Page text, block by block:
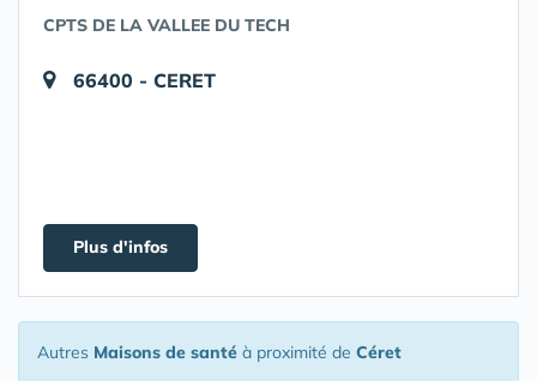
CPTS DE LA VALLEE DU TECH
66400 - CERET
Plus d'infos
Autres Maisons de santé à proximité de Céret